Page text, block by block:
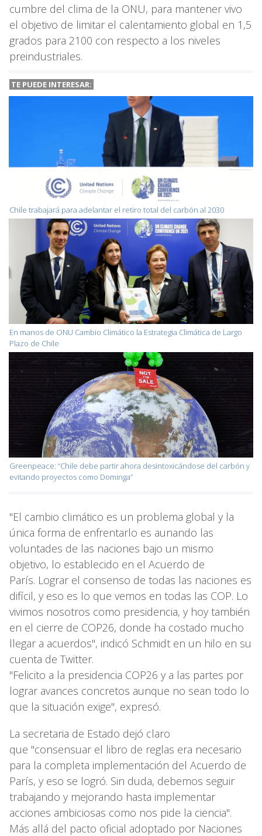
cumbre del clima de la ONU, para mantener vivo
el objetivo de limitar el calentamiento global en 1,5
grados para 2100 con respecto a los niveles
preindustriales.
TE PUEDE INTERESAR:
Chile trabajará para adelantar el retiro total del carbón al 2030
En manos de ONU Cambio Climático la Estrategia Climática de Largo
Plazo de Chile
Greenpeace: “Chile debe partir ahora desintoxicándose del carbón y
evitando proyectos como Dominga”
"El cambio climático es un problema global y la
única forma de enfrentarlo es aunando las
voluntades de las naciones bajo un mismo
objetivo, lo establecido en el Acuerdo de
París. Lograr el consenso de todas las naciones es
difícil, y eso es lo que vemos en todas las COP. Lo
vivimos nosotros como presidencia, y hoy también
en el cierre de COP26, donde ha costado mucho
llegar a acuerdos", indicó Schmidt en un hilo en su
cuenta de Twitter.
"Felicito a la presidencia COP26 y a las partes por
lograr avances concretos aunque no sean todo lo
que la situación exige", expresó.
La secretaria de Estado dejó claro
que "consensuar el libro de reglas era necesario
para la completa implementación del Acuerdo de
París, y eso se logró. Sin duda, debemos seguir
trabajando y mejorando hasta implementar
acciones ambiciosas como nos pide la ciencia".
Más allá del pacto oficial adoptado por Naciones